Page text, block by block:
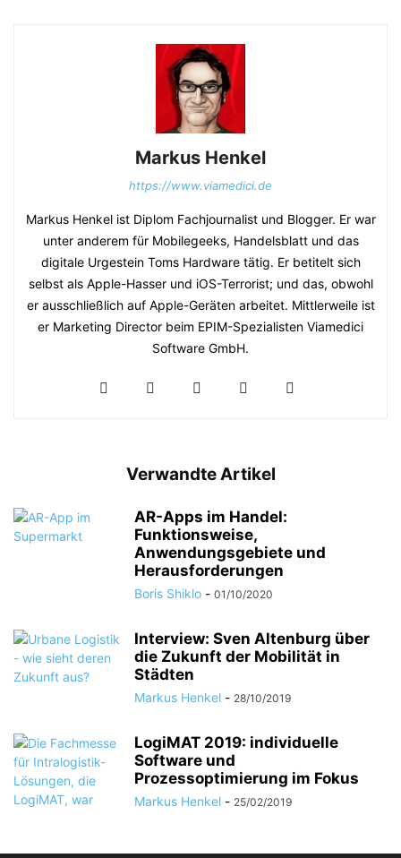
Markus Henkel
https://www.viamedici.de
Markus Henkel ist Diplom Fachjournalist und Blogger. Er war
unter anderem für Mobilegeeks, Handelsblatt und das
digitale Urgestein Toms Hardware tätig. Er betitelt sich
selbst als Apple-Hasser und iOS-Terrorist; und das, obwohl
er ausschließlich auf Apple-Geräten arbeitet. Mittlerweile ist
er Marketing Director beim EPIM-Spezialisten Viamedici
Software GmbH.
Verwandte Artikel
AR-Apps im Handel:
Funktionsweise,
Anwendungsgebiete und
Herausforderungen
Boris Shiklo - 01/10/2020
Interview: Sven Altenburg über
die Zukunft der Mobilität in
Städten
Markus Henkel - 28/10/2019
LogiMAT 2019: individuelle
Software und
Prozessoptimierung im Fokus
Markus Henkel - 25/02/2019